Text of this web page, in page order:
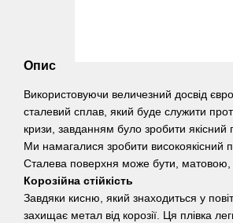
Опис
Використовуючи величезний досвід
сталевий сплав, який буде служити
кризи, завданням було зробити якісний
Ми намагалися зробити високоякісний
Сталева поверхня може бути, матовою,
Корозійна стійкість
Завдяки кисню, який знаходиться у
захищає метал від корозії. Ця плівка